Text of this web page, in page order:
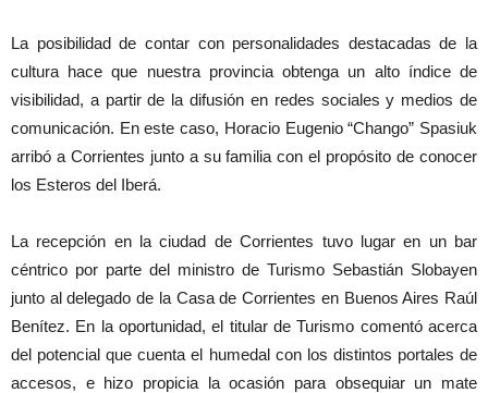
La posibilidad de contar con personalidades destacadas de la
cultura hace que nuestra provincia obtenga un alto índice de
visibilidad, a partir de la difusión en redes sociales y medios de
comunicación. En este caso, Horacio Eugenio “Chango” Spasiuk
arribó a Corrientes junto a su familia con el propósito de conocer
los Esteros del Iberá.
La recepción en la ciudad de Corrientes tuvo lugar en un bar
céntrico por parte del ministro de Turismo Sebastián Slobayen
junto al delegado de la Casa de Corrientes en Buenos Aires Raúl
Benítez. En la oportunidad, el titular de Turismo comentó acerca
del potencial que cuenta el humedal con los distintos portales de
accesos, e hizo propicia la ocasión para obsequiar un mate